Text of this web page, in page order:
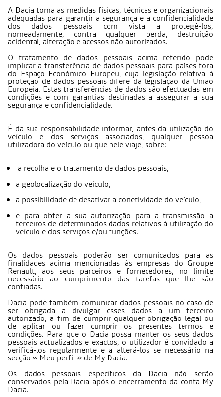
A Dacia toma as medidas físicas, técnicas e organizacionais
adequadas para garantir a segurança e a confidencialidade
dos dados pessoais com vista a protegê-los,
nomeadamente, contra qualquer perda, destruição
acidental, alteração e acessos não autorizados.
O tratamento de dados pessoais acima referido pode
implicar a transferência de dados pessoais para países fora
do Espaço Económico Europeu, cuja legislação relativa à
proteção de dados pessoais difere da legislação da União
Europeia. Estas transferências de dados são efectuadas em
condições e com garantias destinadas a assegurar a sua
segurança e confidencialidade.
É da sua responsabilidade informar, antes da utilização do
veículo e dos serviços associados, qualquer pessoa
utilizadora do veículo ou que nele viaje, sobre:
a recolha e o tratamento de dados pessoais,
a geolocalização do veículo,
a possibilidade de desativar a conetividade do veículo,
e para obter a sua autorização para a transmissão a
terceiros de determinados dados relativos à utilização do
veículo e dos serviços e/ou funções.
Os dados pessoais poderão ser comunicados para as
finalidades acima mencionadas às empresas do Groupe
Renault, aos seus parceiros e fornecedores, no limite
necessário ao cumprimento das tarefas que lhe são
confiadas.
Dacia pode também comunicar dados pessoais no caso de
ser obrigada a divulgar esses dados a um terceiro
autorizado, a fim de cumprir qualquer obrigação legal ou
de aplicar ou fazer cumprir os presentes termos e
condições. Para que o Dacia possa manter os seus dados
pessoais actualizados e exactos, o utilizador é convidado a
verificá-los regularmente e a alterá-los se necessário na
secção « Meu perfil » de My Dacia.
Os dados pessoais específicos da Dacia não serão
conservados pela Dacia após o encerramento da conta My
Dacia.